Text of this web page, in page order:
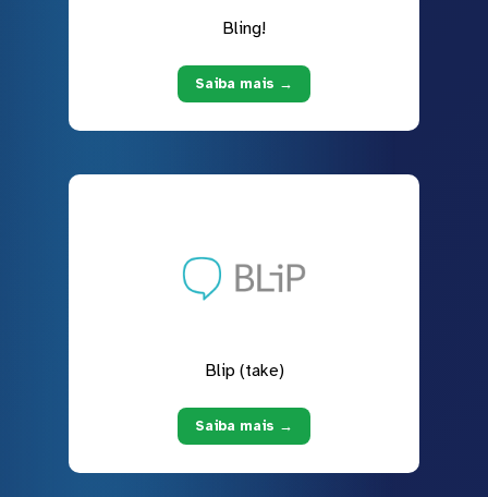
Bling!
Saiba mais →
Blip (take)
Saiba mais →